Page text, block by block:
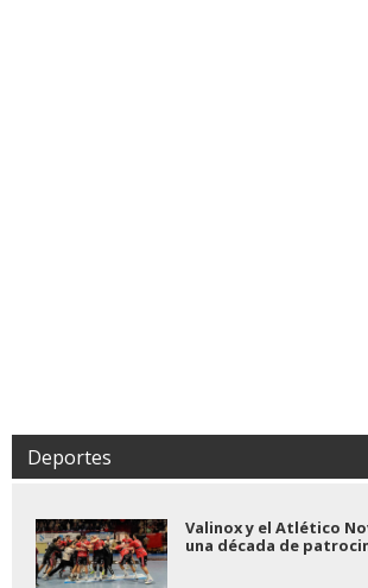
Deportes
Valinox y el Atlético
una década de